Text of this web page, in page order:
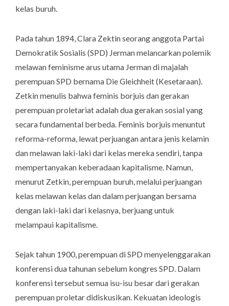
kelas buruh.
Pada tahun 1894, Clara Zektin seorang anggota Partai
Demokratik Sosialis (SPD) Jerman melancarkan polemik
melawan feminisme arus utama Jerman di majalah
perempuan SPD bernama Die Gleichheit (Kesetaraan).
Zetkin menulis bahwa feminis borjuis dan gerakan
perempuan proletariat adalah dua gerakan sosial yang
secara fundamental berbeda. Feminis borjuis menuntut
reforma-reforma, lewat perjuangan antara jenis kelamin
dan melawan laki-laki dari kelas mereka sendiri, tanpa
mempertanyakan keberadaan kapitalisme. Namun,
menurut Zetkin, perempuan buruh, melalui perjuangan
kelas melawan kelas dan dalam perjuangan bersama
dengan laki-laki dari kelasnya, berjuang untuk
melampaui kapitalisme.
Sejak tahun 1900, perempuan di SPD menyelenggarakan
konferensi dua tahunan sebelum kongres SPD. Dalam
konferensi tersebut semua isu-isu besar dari gerakan
perempuan proletar didiskusikan. Kekuatan ideologis